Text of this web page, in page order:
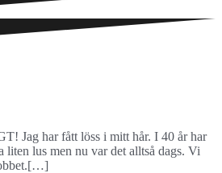
Jag har fått löss i mitt hår. I 40 år har
liten lus men nu var det alltså dags. Vi